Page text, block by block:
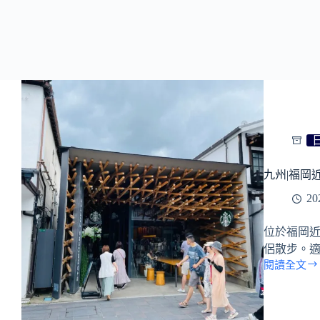
九州|福岡
位於福岡
侶散步。
閱讀全文
九
州|
福